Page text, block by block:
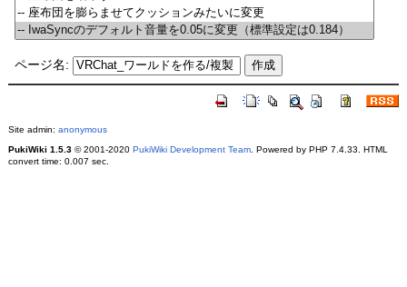
ページ名:
Site admin: anonymous
PukiWiki 1.5.3© 2001-2020 PukiWiki Development Team. Powered by PHP 7.4.33. HTML
convert time: 0.007 sec.